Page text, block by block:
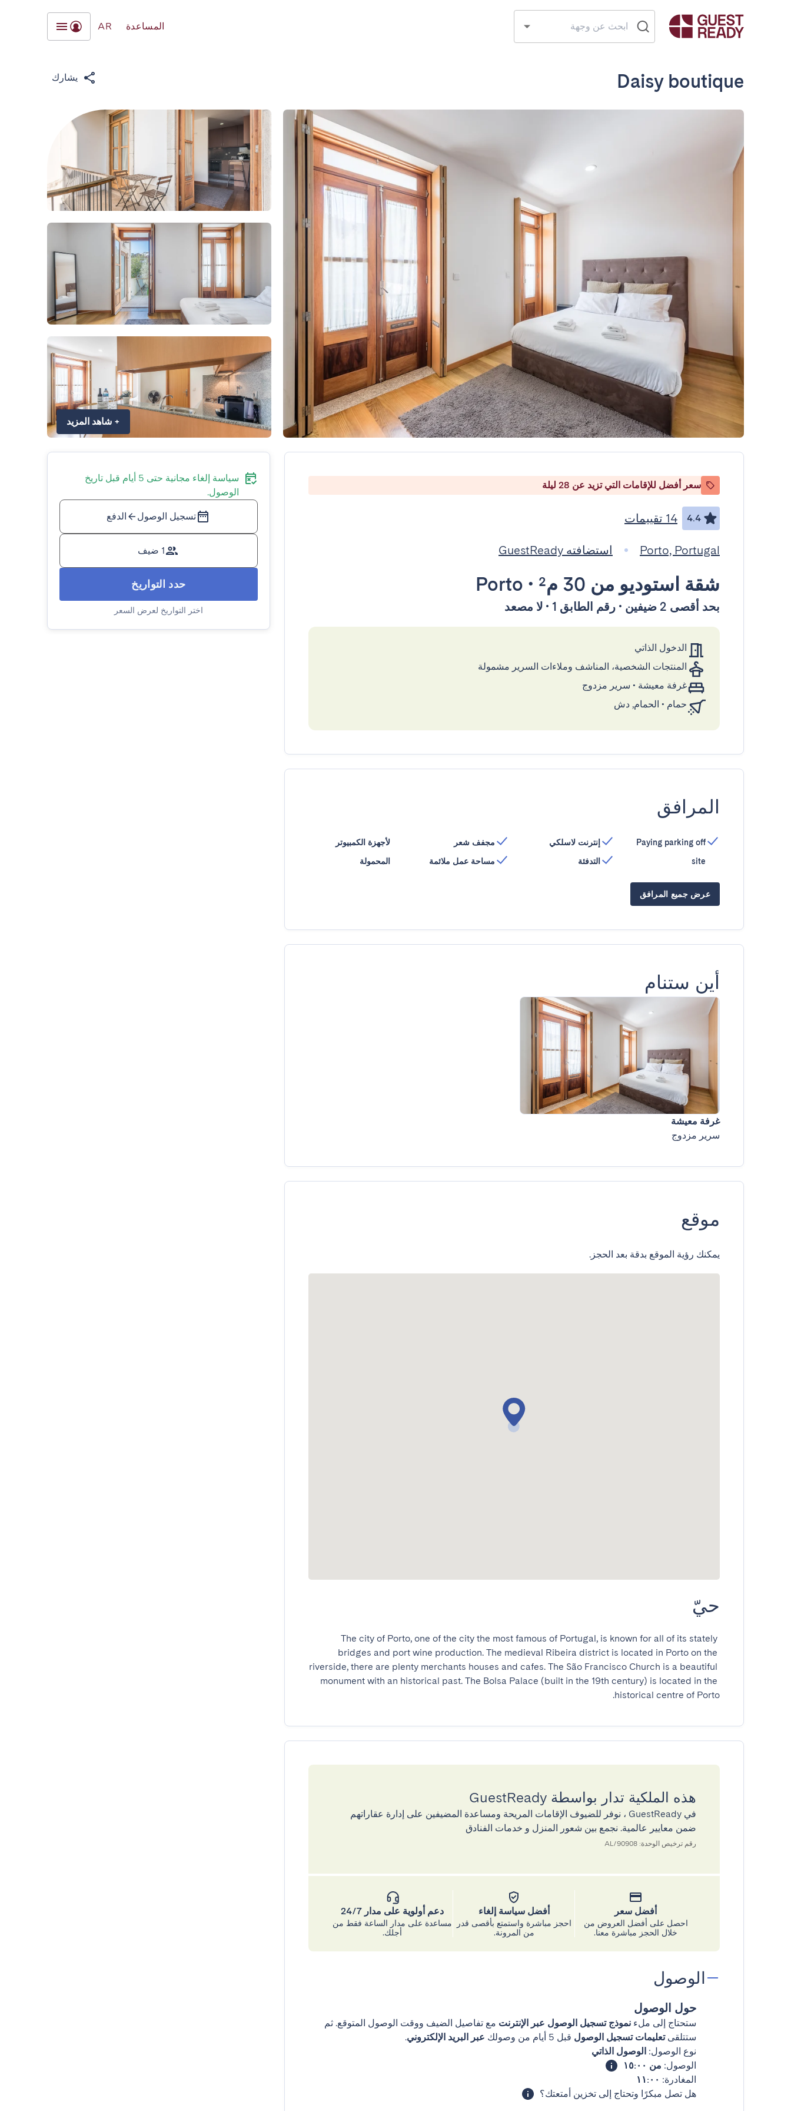
المساعدة AR
Daisy boutique يشارك
+ شاهد المزيد
سعر أفضل للإقامات التي تزيد عن 28 ليلة
4.4 14 تقييمات
Porto, Portugal استضافته GuestReady
شقة استوديو من 30 م² •
Porto
بحد أقصى 2 ضيفين • رقم الطابق 1 • لا مصعد
الدخول الذاتي
المنتجات الشخصية، المناشف وملاءات السرير مشمولة
غرفة معيشة • سرير مزدوج
حمام • الحمام, دش
المرافق
Paying parking off
site
إنترنت لاسلكي
التدفئة
مجفف شعر
مساحة عمل ملائمة
لأجهزة الكمبيوتر
المحمولة
عرض جميع المرافق
أين ستنام
غرفة معيشة
سرير مزدوج
موقع
يمكنك رؤية الموقع بدقة بعد الحجز.
حيّ
The city of Porto, one of the city the most famous of Portugal, is known for all of its stately
bridges and port wine production. The medieval Ribeira district is located in Porto on the
riverside, there are plenty merchants houses and cafes. The São Francisco Church is a beautiful
monument with an historical past. The Bolsa Palace (built in the 19th century) is located in the
historical centre of Porto.
هذه الملكية تدار بواسطة GuestReady
في GuestReady ، نوفر للضيوف الإقامات المريحة ومساعدة المضيفين على إدارة عقاراتهم
ضمن معايير عالمية. نجمع بين شعور المنزل و خدمات الفنادق
رقم ترخيص الوحدة: 90908/AL
أفضل سعر
احصل على أفضل العروض من
خلال الحجز مباشرة معنا.
أفضل سياسة إلغاء
احجز مباشرة واستمتع بأقصى قدر
من المرونة.
دعم أولوية على مدار 24/7
مساعدة على مدار الساعة فقط من
أجلك.
الوصول
حول الوصول
ستحتاج إلى ملء نموذج تسجيل الوصول عبر الإنترنت مع تفاصيل الضيف ووقت الوصول المتوقع. ثم
ستتلقىتعليمات تسجيل الوصول قبل 5 أيام من وصولك عبر البريد الإلكتروني.
نوع الوصول: الوصول الذاتي
الوصول: من ١٥:٠٠
المغادرة: ١١:٠٠
هل تصل مبكرًا وتحتاج إلى تخزين أمتعتك؟
سياسة إلغاء مجانية حتى 5 أيام قبل تاريخ
الوصول.
تسجيل الوصول الدفع
1 ضيف
حدد التواريخ
اختر التواريخ لعرض السعر